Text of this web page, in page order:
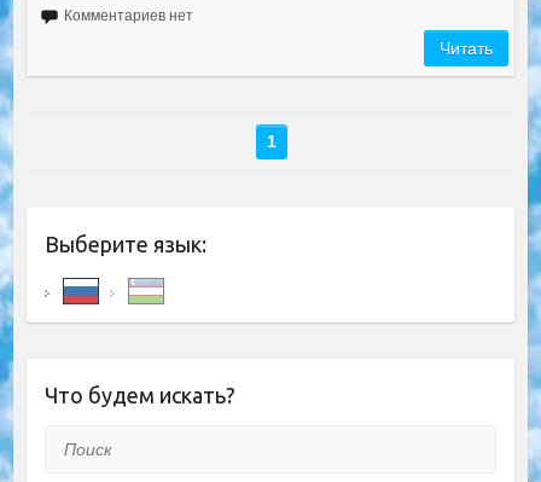
Комментариев нет
Читать
1
Выберите язык:
Что будем искать?
Поиск